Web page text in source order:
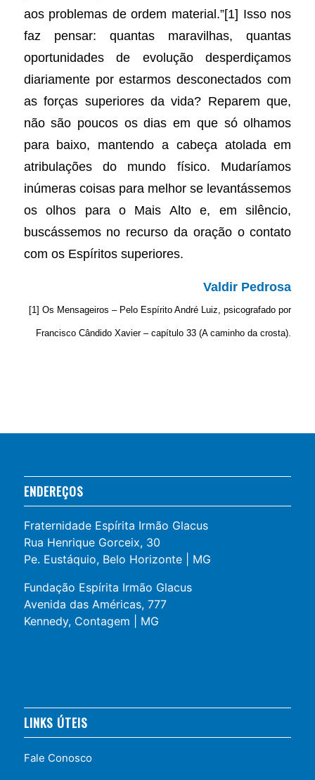
aos problemas de ordem material.”[1] Isso nos
faz pensar: quantas maravilhas, quantas
oportunidades de evolução desperdiçamos
diariamente por estarmos desconectados com
as forças superiores da vida? Reparem que,
não são poucos os dias em que só olhamos
para baixo, mantendo a cabeça atolada em
atribulações do mundo físico. Mudaríamos
inúmeras coisas para melhor se levantássemos
os olhos para o Mais Alto e, em silêncio,
buscássemos no recurso da oração o contato
com os Espíritos superiores.
Valdir Pedrosa
[1] Os Mensageiros – Pelo Espírito André Luiz, psicografadopor
Francisco Cândido Xavier – capítulo 33 (A caminho dacrosta).
ENDEREÇOS
Fraternidade Espírita Irmão Glacus
Rua Henrique Gorceix, 30
Pe. Eustáquio, Belo Horizonte | MG
Fundação Espírita Irmão Glacus
Avenida das Américas, 777
Kennedy, Contagem | MG
LINKS ÚTEIS
Fale Conosco